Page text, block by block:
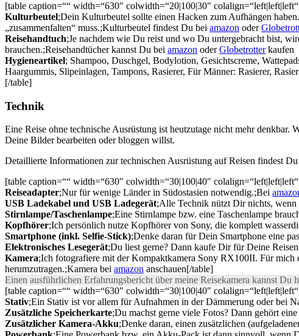
[table caption=““ width=“630″ colwidth=“20|100|30″
Kulturbeutel;Dein Kulturbeutel sollte einen Hacken zum Aufhängen
„zusammenfalten“ muss.;Kulturbeutel findest Du bei amazon oder
Reisehandtuch;Je nachdem wie Du reist und wo Du untergebracht bist,
brauchen.;Reisehandtücher kannst Du bei amazon oderGlobetrotterkaufen
Hygieneartikel; Shampoo, Duschgel, Bodylotion, Gesichtscreme,
Haargummis, Slipeinlagen, Tampons, Rasierer, Für Männer: Rasierer,
[/table]
Technik
Eine Reise ohne technische Ausrüstung ist heutzutage nicht mehr
Deine Bilder bearbeiten oder bloggen willst.
Detaillierte Informationen zur technischen Ausrüstung auf Reisen findest
[table caption=““ width=“630″ colwidth=“30|100|40″
Reiseadapter;Nur für wenige Länder in Südostasien notwendig.;Bei
USB Ladekabel und USB Ladegerät;Alle Technik nützt Dir nichts, wenn
Stirnlampe/Taschenlampe;Eine Stirnlampe bzw. eine Taschenlampe
Kopfhörer;Ich persönlich nutze Kopfhörer von Sony, die komplett
Smartphone (inkl. Selfie-Stick);Denke daran für Dein Smartphone eine
Elektronisches Lesegerät;Du liest gerne? Dann kaufe Dir für Deine
Kamera;Ich fotografiere mit der Kompaktkamera Sony RX100II. Für mich
herumzutragen.;Kamera bei amazon anschauen[/table]
Einen ausführlichen Erfahrungsbericht über meine Reisekamera kannst Du
[table caption=““ width=“630″ colwidth=“30|100|40″
Stativ;Ein Stativ ist vor allem für Aufnahmen in der Dämmerung oder bei
Zusätzliche Speicherkarte;Du machst gerne viele Fotos? Dann gehört
Zusätzlicher Kamera-Akku;Denke daran, einen zusätzlichen